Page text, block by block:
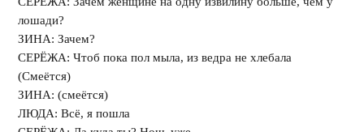
лошади?
ЗИНА: Зачем?
СЕРЁЖА: Чтоб пока пол мыла, из ведра не хлебала
(Смеётся)
ЗИНА: (смеётся)
ЛЮДА: Всё, я пошла